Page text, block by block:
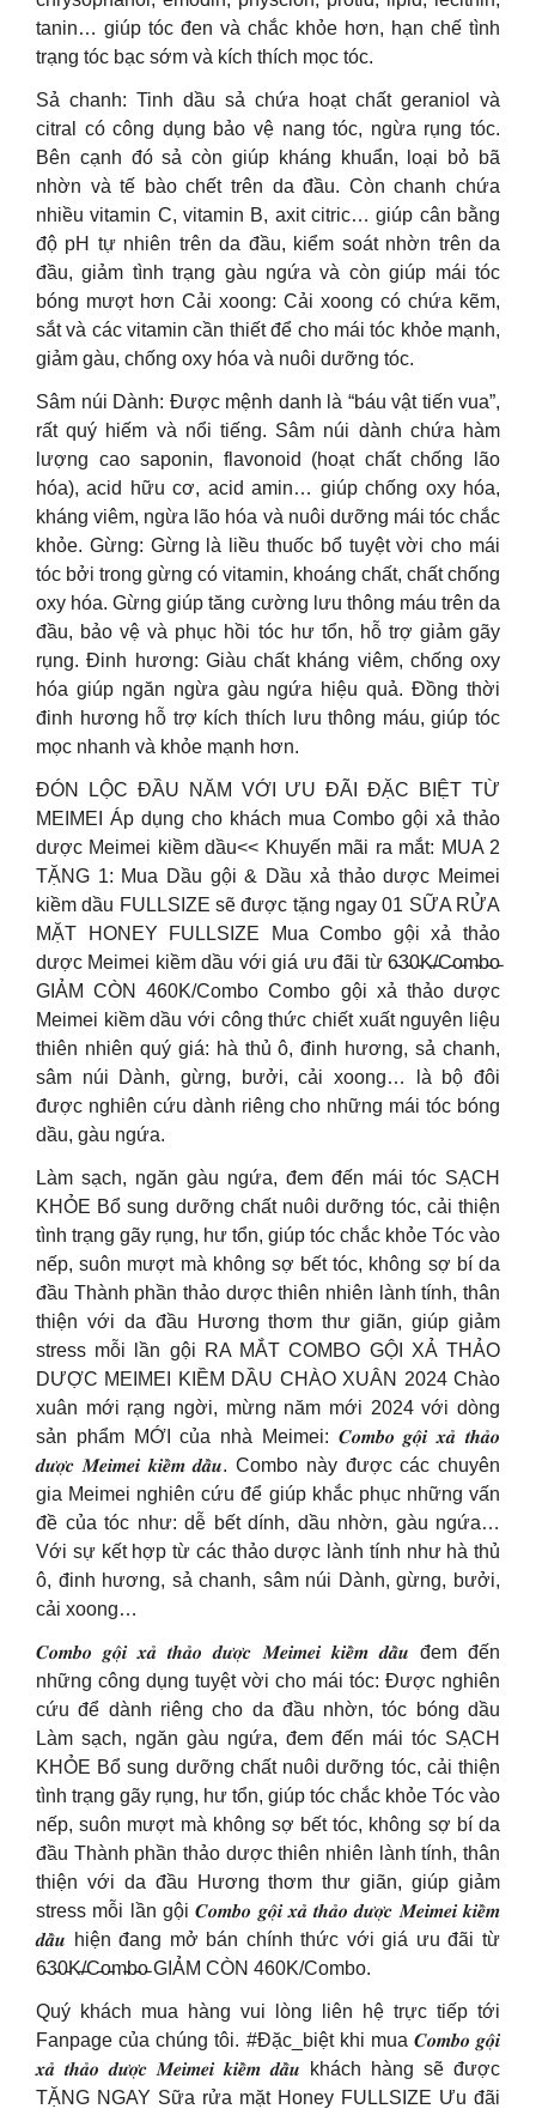
tanin… giúp tóc đen và chắc khỏe hơn, hạn chế tình
trạng tóc bạc sớm và kích thích mọc tóc.
Sả chanh: Tinh dầu sả chứa hoạt chất geraniol và
citral có công dụng bảo vệ nang tóc, ngừa rụng tóc.
Bên cạnh đó sả còn giúp kháng khuẩn, loại bỏ bã
nhờn và tế bào chết trên da đầu. Còn chanh chứa
nhiều vitamin C, vitamin B, axit citric… giúp cân bằng
độ pH tự nhiên trên da đầu, kiểm soát nhờn trên da
đầu, giảm tình trạng gàu ngứa và còn giúp mái tóc
bóng mượt hơn Cải xoong: Cải xoong có chứa kẽm,
sắt và các vitamin cần thiết để cho mái tóc khỏe mạnh,
giảm gàu, chống oxy hóa và nuôi dưỡng tóc.
Sâm núi Dành: Được mệnh danh là “báu vật tiến vua”,
rất quý hiếm và nổi tiếng. Sâm núi dành chứa hàm
lượng cao saponin, flavonoid (hoạt chất chống lão
hóa), acid hữu cơ, acid amin… giúp chống oxy hóa,
kháng viêm, ngừa lão hóa và nuôi dưỡng mái tóc chắc
khỏe. Gừng: Gừng là liều thuốc bổ tuyệt vời cho mái
tóc bởi trong gừng có vitamin, khoáng chất, chất chống
oxy hóa. Gừng giúp tăng cường lưu thông máu trên da
đầu, bảo vệ và phục hồi tóc hư tổn, hỗ trợ giảm gãy
rụng. Đinh hương: Giàu chất kháng viêm, chống oxy
hóa giúp ngăn ngừa gàu ngứa hiệu quả. Đồng thời
đinh hương hỗ trợ kích thích lưu thông máu, giúp tóc
mọc nhanh và khỏe mạnh hơn.
ĐÓN LỘC ĐẦU NĂM VỚI ƯU ĐÃI ĐẶC BIỆT TỪ
MEIMEI Áp dụng cho khách mua Combo gội xả thảo
dược Meimei kiềm dầu<< Khuyến mãi ra mắt: MUA 2
TẶNG 1: Mua Dầu gội & Dầu xả thảo dược Meimei
kiềm dầu FULLSIZE sẽ được tặng ngay 01 SỮA RỬA
MẶT HONEY FULLSIZE Mua Combo gội xả thảo
dược Meimei kiềm dầu với giá ưu đãi từ 6̵3̵0̵K̵/̵C̵o̵m̵b̵o̵
GIẢM CÒN 460K/Combo Combo gội xả thảo dược
Meimei kiềm dầu với công thức chiết xuất nguyên liệu
thiên nhiên quý giá: hà thủ ô, đinh hương, sả chanh,
sâm núi Dành, gừng, bưởi, cải xoong… là bộ đôi
được nghiên cứu dành riêng cho những mái tóc bóng
dầu, gàu ngứa.
Làm sạch, ngăn gàu ngứa, đem đến mái tóc SẠCH
KHỎE Bổ sung dưỡng chất nuôi dưỡng tóc, cải thiện
tình trạng gãy rụng, hư tổn, giúp tóc chắc khỏe Tóc vào
nếp, suôn mượt mà không sợ bết tóc, không sợ bí da
đầu Thành phần thảo dược thiên nhiên lành tính, thân
thiện với da đầu Hương thơm thư giãn, giúp giảm
stress mỗi lần gội RA MẮT COMBO GỘI XẢ THẢO
DƯỢC MEIMEI KIỀM DẦU CHÀO XUÂN 2024 Chào
xuân mới rạng ngời, mừng năm mới 2024 với dòng
sản phẩm MỚI của nhà Meimei: 𝑪𝒐𝒎𝒃𝒐 𝒈𝒐̣̂𝒊 𝒙𝒂̉ 𝒕𝒉𝒂̉𝒐
𝒅𝒖̛𝒐̛̣𝒄 𝑴𝒆𝒊𝒎𝒆𝒊 𝒌𝒊𝒆̂̀𝒎 𝒅𝒂̂̀𝒖. Combo này được các chuyên
gia Meimei nghiên cứu để giúp khắc phục những vấn
đề của tóc như: dễ bết dính, dầu nhờn, gàu ngứa…
Với sự kết hợp từ các thảo dược lành tính như hà thủ
ô, đinh hương, sả chanh, sâm núi Dành, gừng, bưởi,
cải xoong…
𝑪𝒐𝒎𝒃𝒐 𝒈𝒐̣̂𝒊 𝒙𝒂̉ 𝒕𝒉𝒂̉𝒐 𝒅𝒖̛𝒐̛̣𝒄 𝑴𝒆𝒊𝒎𝒆𝒊 𝒌𝒊𝒆̂̀𝒎 𝒅𝒂̂̀𝒖 đem đến
những công dụng tuyệt vời cho mái tóc: Được nghiên
cứu để dành riêng cho da đầu nhờn, tóc bóng dầu
Làm sạch, ngăn gàu ngứa, đem đến mái tóc SẠCH
KHỎE Bổ sung dưỡng chất nuôi dưỡng tóc, cải thiện
tình trạng gãy rụng, hư tổn, giúp tóc chắc khỏe Tóc vào
nếp, suôn mượt mà không sợ bết tóc, không sợ bí da
đầu Thành phần thảo dược thiên nhiên lành tính, thân
thiện với da đầu Hương thơm thư giãn, giúp giảm
stress mỗi lần gội 𝑪𝒐𝒎𝒃𝒐 𝒈𝒐̣̂𝒊 𝒙𝒂̉ 𝒕𝒉𝒂̉𝒐 𝒅𝒖̛𝒐̛̣𝒄 𝑴𝒆𝒊𝒎𝒆𝒊 𝒌𝒊𝒆̂̀𝒎
𝒅𝒂̂̀𝒖 hiện đang mở bán chính thức với giá ưu đãi từ
6̵3̵0̵K̵/̵C̵o̵m̵b̵o̵ GIẢM CÒN 460K/Combo.
Quý khách mua hàng vui lòng liên hệ trực tiếp tới
Fanpage của chúng tôi. #Đặc_biệt khi mua 𝑪𝒐𝒎𝒃𝒐 𝒈𝒐̣̂𝒊
𝒙𝒂̉ 𝒕𝒉𝒂̉𝒐 𝒅𝒖̛𝒐̛̣𝒄 𝑴𝒆𝒊𝒎𝒆𝒊 𝒌𝒊𝒆̂̀𝒎 𝒅𝒂̂̀𝒖 khách hàng sẽ được
TẶNG NGAY Sữa rửa mặt Honey FULLSIZE Ưu đãi